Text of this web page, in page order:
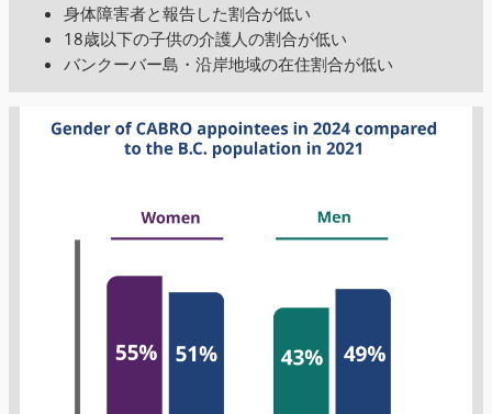
身体障害者と報告した割合が低い
18歳以下の子供の介護人の割合が低い
バンクーバー島・沿岸地域の在住割合が低い